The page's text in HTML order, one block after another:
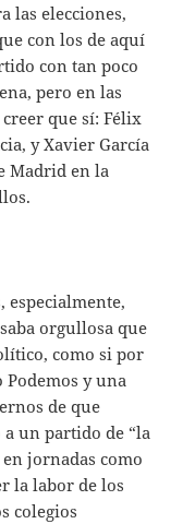
las elecciones,
con los de aquí
con tan poco
pero en las
que sí: Félix
y Xavier García
Madrid en la
especialmente,
orgullosa que
como si por
y una
de que
un partido de “la
jornadas como
la labor de los
colegios